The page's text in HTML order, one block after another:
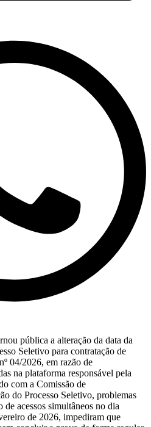
pública a alteração da data da
Seletivo para contratação de
04/2026, em razão de
na plataforma responsável pela
com a Comissão de
do Processo Seletivo, problemas
acessos simultâneos no dia
de 2026, impediram que